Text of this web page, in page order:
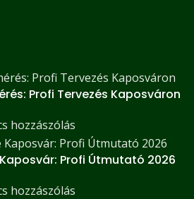
Profi Tervezés Kaposváron
hozzászólás
Profi Útmutató 2026
hozzászólás